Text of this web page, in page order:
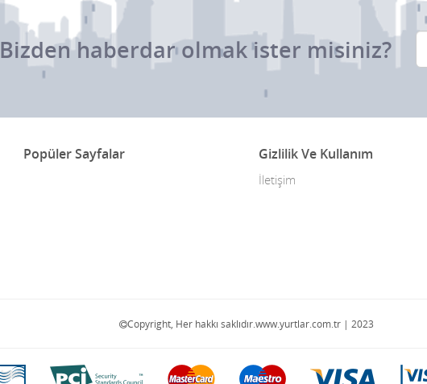
Bizden haberdar olmak ister misiniz?
Popüler Sayfalar Gizlilik Ve Kullanım
İletişim
Copyright, Her hakkı saklıdır.www.yurtlar.com.tr | 2023